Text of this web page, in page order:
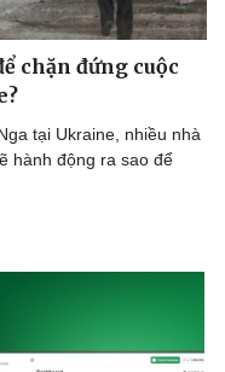
đẹp
chặn đứng cuộc
tại Ukraine, nhiều nhà
hành động ra sao để